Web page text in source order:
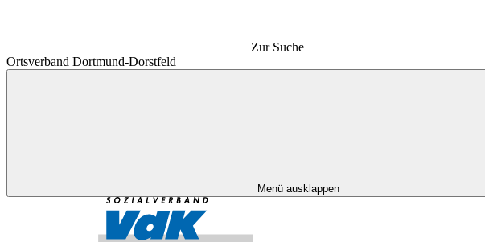
Zur Suche
Ortsverband Dortmund-Dorstfeld
Menü ausklappen